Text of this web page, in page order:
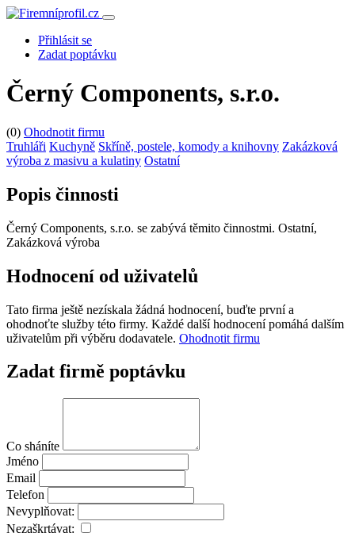
Přihlásit se
Zadat poptávku
Černý Components, s.r.o.
(0) Ohodnotit firmu
Truhláři Kuchyně Skříně, postele, komody a knihovny Zakázková
výroba z masivu a kulatiny Ostatní
Popis činnosti
Černý Components, s.r.o. se zabývá těmito činnostmi. Ostatní,
Zakázková výroba
Hodnocení od uživatelů
Tato firma ještě nezískala žádná hodnocení, buďte první a
ohodnoťte služby této firmy. Každé další hodnocení pomáhá dalším
uživatelům při výběru dodavatele. Ohodnotit firmu
Zadat firmě poptávku
Co sháníte
Jméno
Email
Telefon
Nevyplňovat:
Nezaškrtávat: